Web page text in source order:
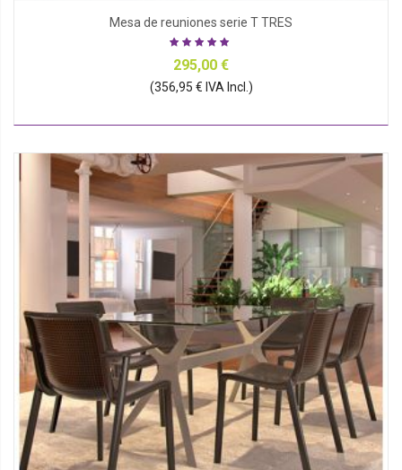
Mesa de reuniones serie T TRES
295,00 €
(356,95 € IVA Incl.)